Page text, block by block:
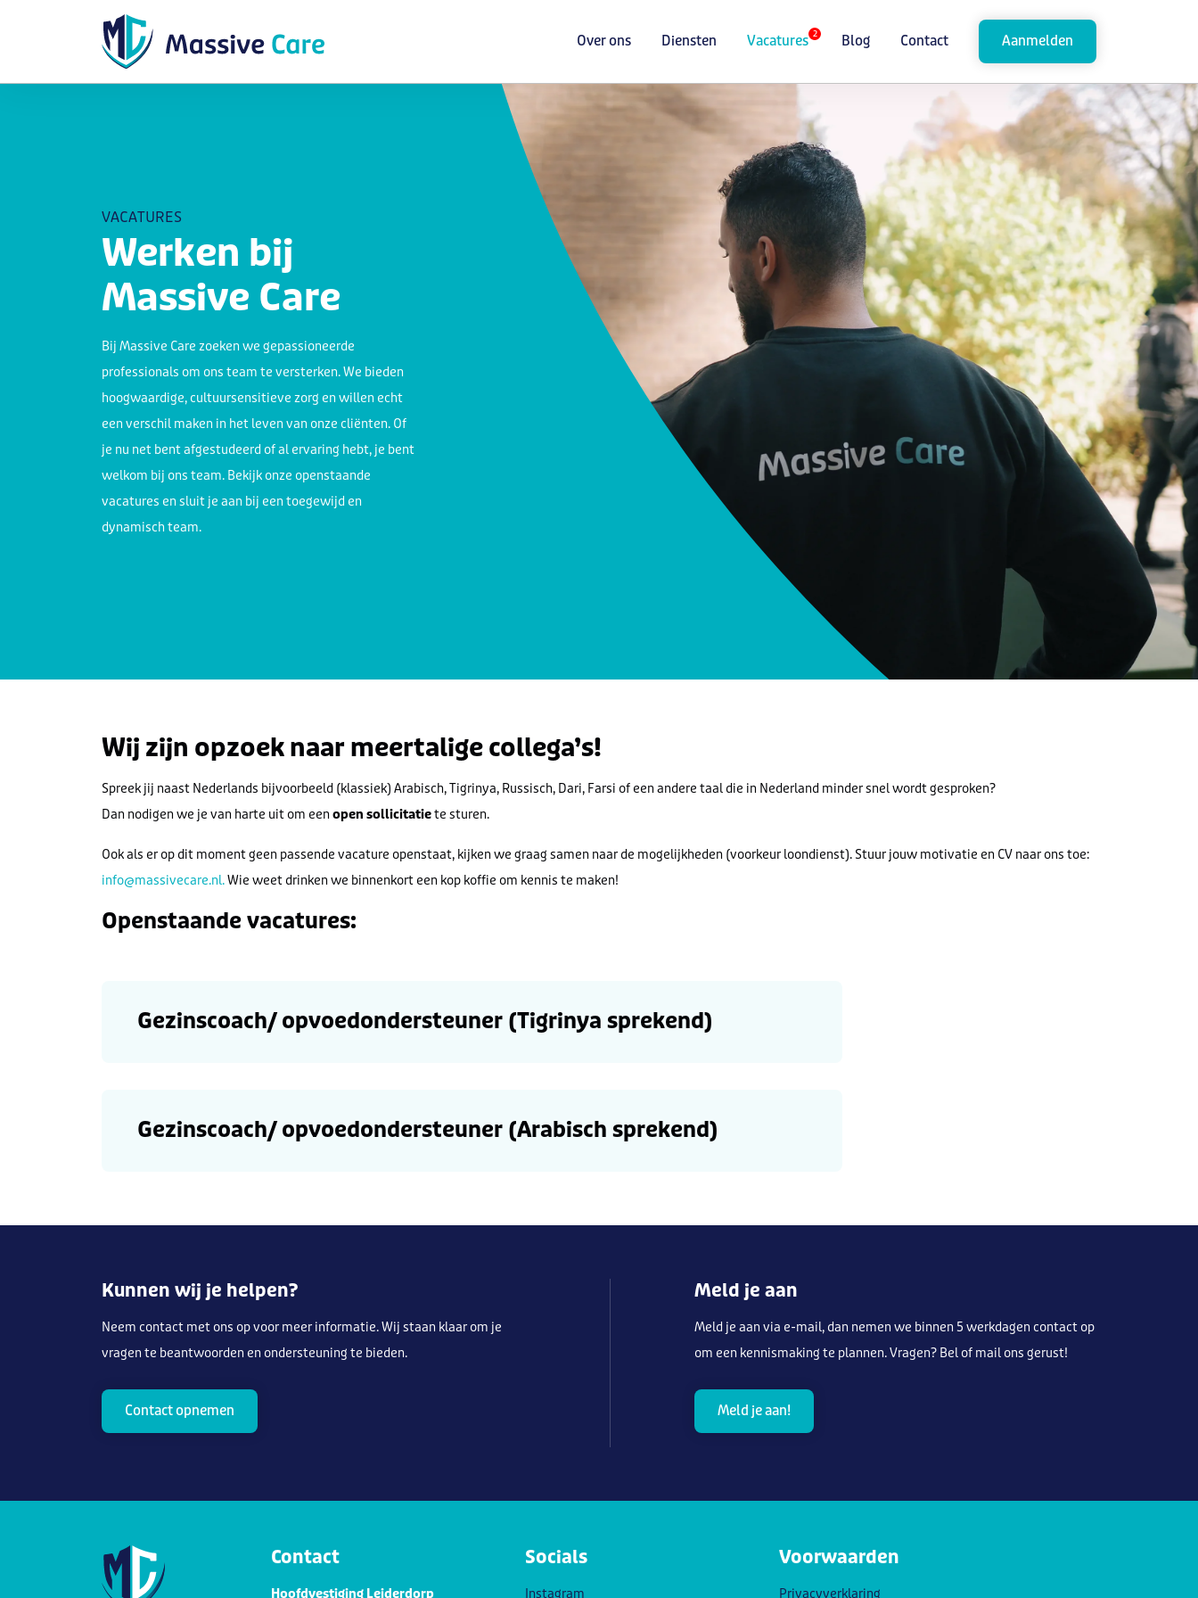
Over ons Diensten Vacatures 2 Blog Contact Aanmelden
VACATURES
Werken bij
Massive Care
Bij Massive Care zoeken we gepassioneerde
professionals om ons team te versterken. We bieden
hoogwaardige, cultuursensitieve zorg en willen echt
een verschil maken in het leven van onze cliënten. Of
je nu net bent afgestudeerd of al ervaring hebt, je bent
welkom bij ons team. Bekijk onze openstaande
vacatures en sluit je aan bij een toegewijd en
dynamisch team.
Wij zijn opzoek naar meertalige collega’s!
Spreek jij naast Nederlands bijvoorbeeld (klassiek) Arabisch, Tigrinya, Russisch, Dari, Farsi of een andere taal die in Nederland minder snel wordt gesproken?
Dan nodigen we je van harte uit om een open sollicitatiete sturen.
Ook als er op dit moment geen passende vacature openstaat, kijken we graag samen naar de mogelijkheden (voorkeur loondienst). Stuur jouw motivatie en CV naar ons toe:
info@massivecare.nl.Wie weet drinken we binnenkort een kop koffie om kennis te maken!
Openstaande vacatures:
Gezinscoach/ opvoedondersteuner (Tigrinya sprekend)
Gezinscoach/ opvoedondersteuner (Arabisch sprekend)
Kunnen wij je helpen?
Neem contact met ons op voor meer informatie. Wij staan klaar om je
vragen te beantwoorden en ondersteuning te bieden.
Contact opnemen
Meld je aan
Meld je aan via e-mail, dan nemen we binnen 5 werkdagen contact op
om een kennismaking te plannen. Vragen? Bel of mail ons gerust!
Meld je aan!
Contact
Hoofdvestiging Leiderdorp
Socials
Instagram
Voorwaarden
Privacyverklaring